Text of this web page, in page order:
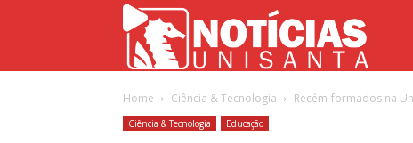
Home Ciência & Tecnologia Recém-formados na
Ciência & Tecnologia Educação